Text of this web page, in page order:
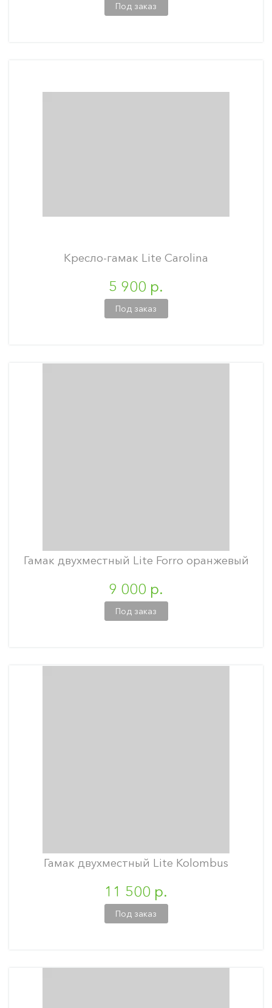
Под заказ
Кресло-гамак Lite Carolina
5 900 р.
Под заказ
Гамак двухместный Lite Forro оранжевый
9 000 р.
Под заказ
Гамак двухместный Lite Kolombus
11 500 р.
Под заказ